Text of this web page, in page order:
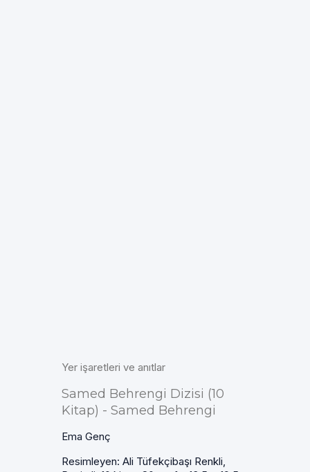
Yer işaretleri ve anıtlar
Samed Behrengi Dizisi (10
Kitap) - Samed Behrengi
Ema Genç
Resimleyen: Ali Tüfekçibaşı Renkli,